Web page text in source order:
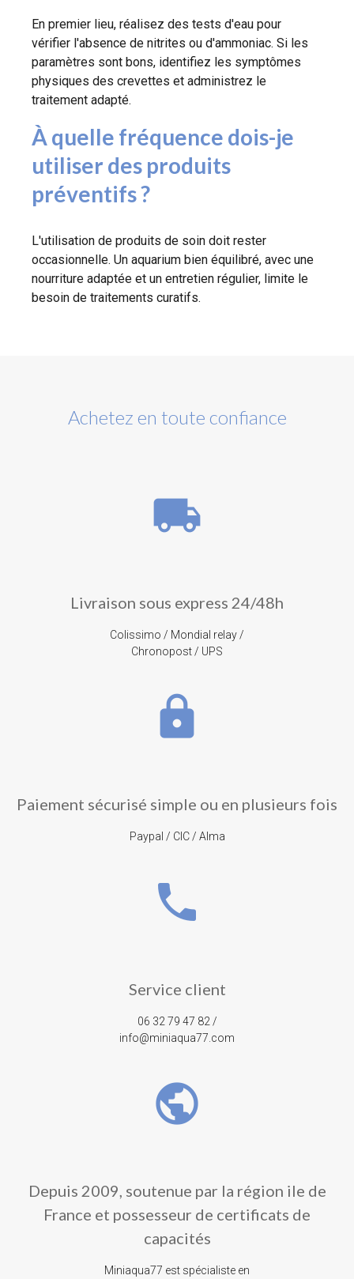
En premier lieu, réalisez des tests d'eau pour
vérifier l'absence de nitrites ou d'ammoniac. Si les
paramètres sont bons, identifiez les symptômes
physiques des crevettes et administrez le
traitement adapté.
À quelle fréquence dois-je
utiliser des produits
préventifs ?
L'utilisation de produits de soin doit rester
occasionnelle. Un aquarium bien équilibré, avec une
nourriture adaptée et un entretien régulier, limite le
besoin de traitements curatifs.
Achetez en toute confiance
local_shipping
Livraison sous express 24/48h
Colissimo / Mondial relay /
Chronopost / UPS
lock
Paiement sécurisé simple ou en plusieurs fois
Paypal / CIC / Alma
phone
Service client
06 32 79 47 82 /
info@miniaqua77.com
public
Depuis 2009, soutenue par la région ile de
France et possesseur de certificats de
capacités
Miniaqua77 est spécialiste en